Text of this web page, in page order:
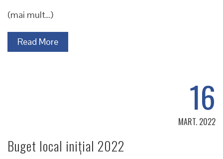
(mai mult…)
Read More
16
MART. 2022
Buget local inițial 2022